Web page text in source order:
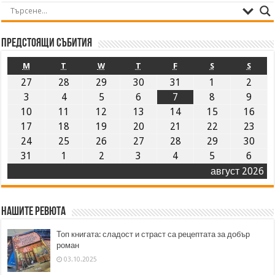
Предстоящи събития
август 2026
M T W T F S S
27 28 29 30 31 1
2
3
4 5 6 7 8
9
10
11 12 13 14 15
16
17
18 19 20 21 22
23
24
25 26 27 28 29
30
31
1 2 3 4 5 6
Нашите ревюта
Топ книгата: сладост и страст са рецептата за добър
роман
03.10.2025